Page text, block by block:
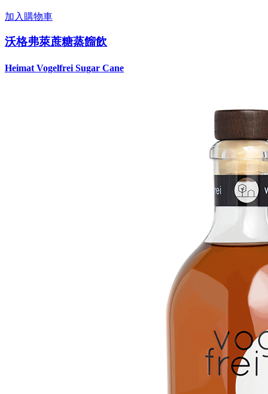
加入購物車
沃格弗萊蔗糖蒸餾飲
Heimat Vogelfrei Sugar Cane